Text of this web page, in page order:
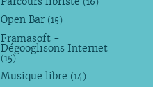
Open Bar (15)
Framasoft -
Dégooglisons Internet
(15)
Musique libre (14)